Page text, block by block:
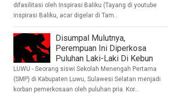
difasilitasi oleh Inspirasi Baliku (Tayang di youtube
inspirasi Baliku, acar digelar di Tam...
Disumpal Mulutnya,
Perempuan Ini Diperkosa
Puluhan Laki-Laki Di Kebun
LUWU - Seorang siswi Sekolah Menengah Pertama
(SMP) di Kabupaten Luwu, Sulawesi Selatan menjadi
korban pemerkosaan oleh puluhan pria. Kor...